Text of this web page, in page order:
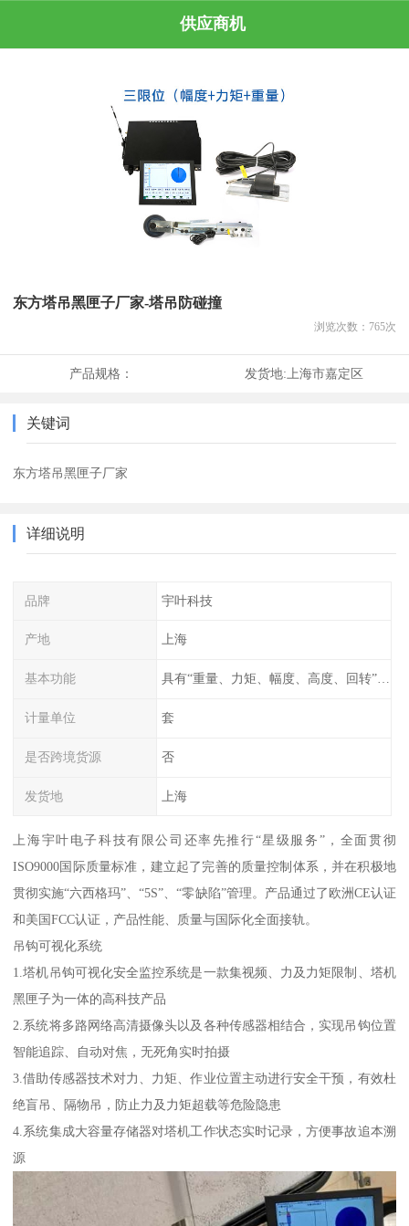
供应商机
东方塔吊黑匣子厂家-塔吊防碰撞
浏览次数： 765次
产品规格： 发货地:上海市嘉定区
关键词
东方塔吊黑匣子厂家
详细说明
品牌 宇叶科技
产地 上海
基本功能 具有“重量、力矩、幅度、高度、回转”等参数的显示、记录、报警功
计量单位 套
是否跨境货源 否
发货地 上海
上海宇叶电子科技有限公司还率先推行“星级服务”，全面贯彻
ISO9000国际质量标准，建立起了完善的质量控制体系，并在积极地
贯彻实施“六西格玛”、“5S”、“零缺陷”管理。产品通过了欧洲CE认证
和美国FCC认证，产品性能、质量与国际化全面接轨。
吊钩可视化系统
1.塔机吊钩可视化安全监控系统是一款集视频、力及力矩限制、塔机
黑匣子为一体的高科技产品
2.系统将多路网络高清摄像头以及各种传感器相结合，实现吊钩位置
智能追踪、自动对焦，无死角实时拍摄
3.借助传感器技术对力、力矩、作业位置主动进行安全干预，有效杜
绝盲吊、隔物吊，防止力及力矩超载等危险隐患
4.系统集成大容量存储器对塔机工作状态实时记录，方便事故追本溯
源